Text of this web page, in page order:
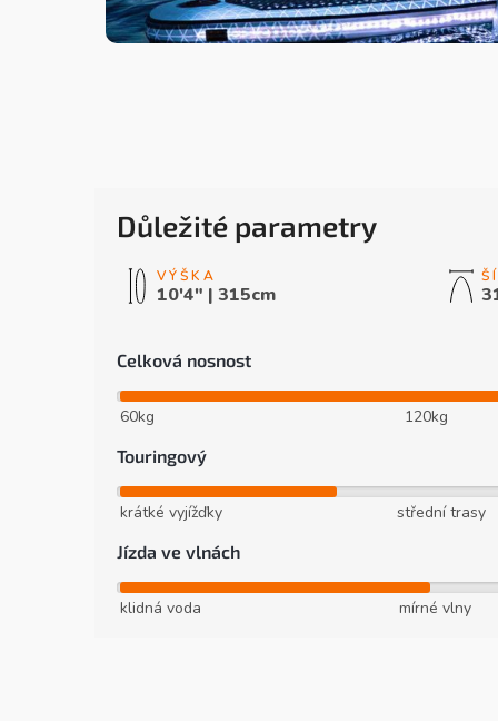
Důležité parametry
10'4" | 315cm
Celková nosnost
60kg
120kg
Touringový
krátké vyjížďky
střední trasy
Jízda ve vlnách
klidná voda mírné vlny